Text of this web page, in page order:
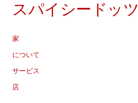
スパイシードッツ
家
について
サービス
店